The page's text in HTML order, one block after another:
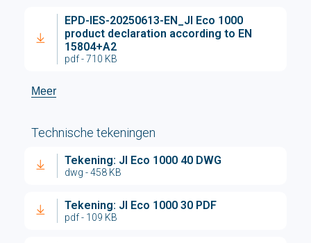
EPD-IES-20250613-EN_JI Eco 1000
product declaration according to EN
15804+A2
pdf - 710 KB
Meer
Technische tekeningen
Tekening: JI Eco 1000 40 DWG
dwg - 458 KB
Tekening: JI Eco 1000 30 PDF
pdf - 109 KB